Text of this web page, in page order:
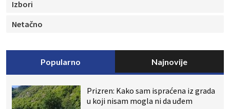
Izbori
Netačno
Popularno Najnovije
Prizren: Kako sam ispraćena iz grada
u koji nisam mogla ni da uđem